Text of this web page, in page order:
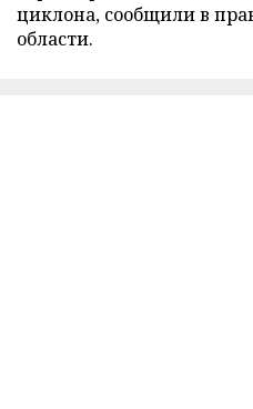
циклона, сообщили в
области.